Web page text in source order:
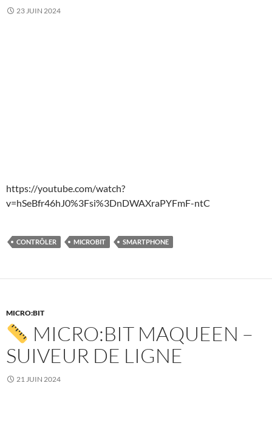
23 JUIN 2024
https://youtube.com/watch?
v=hSeBfr46hJ0%3Fsi%3DnDWAXraPYFmF-ntC
CONTRÔLER MICROBIT SMARTPHONE
MICRO:BIT
MICRO:BIT MAQUEEN –
SUIVEUR DE LIGNE
21 JUIN 2024